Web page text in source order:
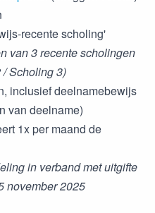
recente scholing'
van 3 recente scholingen
Scholing 3)
inclusief deelnamebewijs
van deelname)
1x per maand de
in verband met uitgifte
november 2025